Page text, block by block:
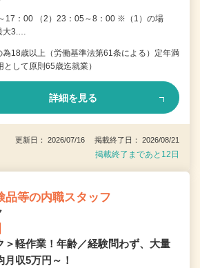
17：00 （2）23：05～8：00 ※（1）の場
大3.…
為18歳以上（労働基準法第61条による）定年満
して原則65歳迄就業）
詳細を見る
更新日： 2026/07/16 掲載終了日： 2026/08/21
掲載終了まであと12日
品等の内職スタッフ
＞軽作業！年齢／経験問わず、大量
収5万円～！